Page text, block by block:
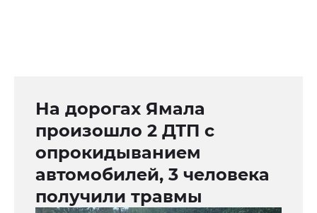
На дорогах Ямала
произошло 2 ДТП с
опрокидыванием
автомобилей, 3 человека
получили травмы